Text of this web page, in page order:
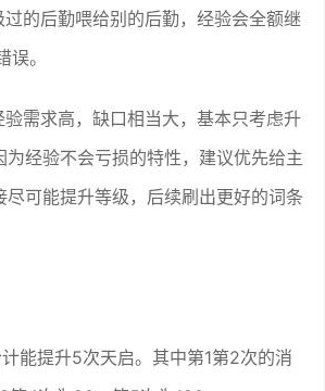
的后勤喂给别的后勤，经验会全额继
。
需求高，缺口相当大，基本只考虑升
为经验不会亏损的特性，建议优先给主
尽可能提升等级，后续刷出更好的词条
能提升5次天启。其中第1第2次的消